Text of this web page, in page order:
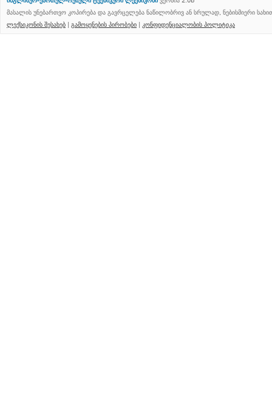
მასალის უნებართვო კოპირება და გავრცელება ნაწილობრივ ან სრულად, ნებისმიერი
ლექსიკონის შესახებ | გამოყენების პირობები | კონფიდენციალობის პოლიტიკა